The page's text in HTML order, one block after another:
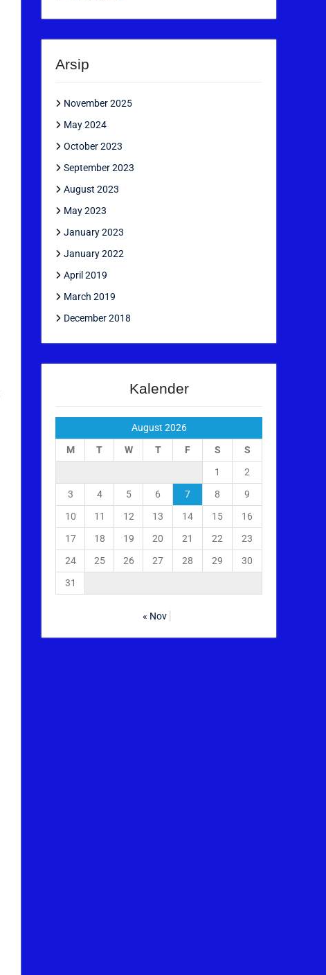
Arsip
November 2025
May 2024
October 2023
September 2023
August 2023
May 2023
January 2023
January 2022
April 2019
March 2019
December 2018
Kalender
August 2026
M
T W T F S
S
1
2
3
4 5 6 7 8
9
10
11 12 13 14 15
16
17
18 19 20 21 22
23
24
25 26 27 28 29
30
31
« Nov